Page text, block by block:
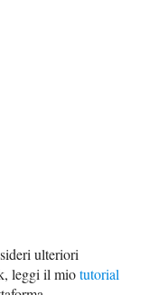
ulteriori
leggi il miotutorial